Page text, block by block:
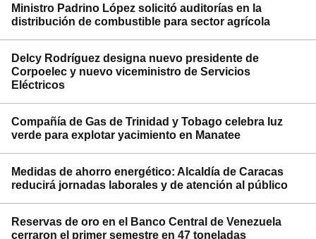
Ministro Padrino López solicitó auditorías en la
distribución de combustible para sector agrícola
Delcy Rodríguez designa nuevo presidente de
Corpoelec y nuevo viceministro de Servicios
Eléctricos
Compañía de Gas de Trinidad y Tobago celebra luz
verde para explotar yacimiento en Manatee
Medidas de ahorro energético: Alcaldía de Caracas
reducirá jornadas laborales y de atención al público
Reservas de oro en el Banco Central de Venezuela
cerraron el primer semestre en 47 toneladas